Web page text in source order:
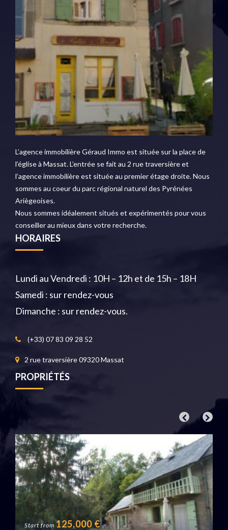
L’agence immobilière Géraud Immo est située sur la place de
l’église à Massat. L’entrée se fait au 2 rue traversière et
l’agence immobilière est située au premier étage droite. Nous
sommes au coeur du parc régional naturel des Pyrénées
Ariègeoises.
Nous sommes idéalement situés et expérimentés pour vous
conseiller au mieux dans votre recherche.
HORAIRES
Lundi au Vendredi : 10H – 12h et de 15h – 18H
Samedi : sur rendez-vous
Dimanche : sur rendez-vous.
(+33) 07 83 09 28 52
2 rue traversière 09320 Massat
PROPRIÉTÉS
Start from 125,000 €